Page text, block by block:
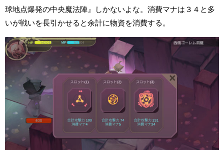
球地点爆発の中央魔法陣』しかないよな。消費マナは３４と多
いが戦いを長引かせると余計に物資を消費する。